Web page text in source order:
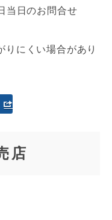
当日のお問合せ
にくい場合があり
店